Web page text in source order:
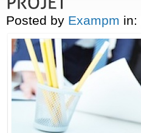
Posted by Exampm in: